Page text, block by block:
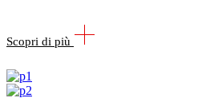
Scopri di più